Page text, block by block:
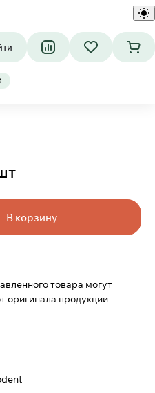
В корзину
товара могут
оригинала продукции